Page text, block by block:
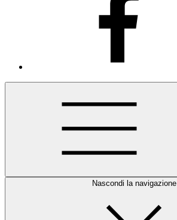
Nascondi la navigazione